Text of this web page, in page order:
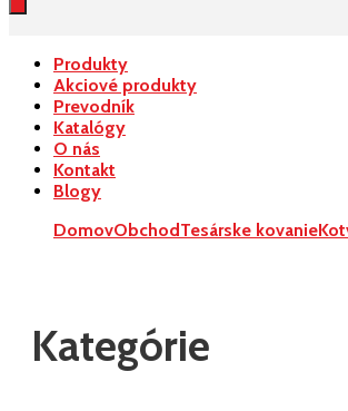
Produkty
Akciové produkty
Prevodník
Katalógy
O nás
Kontakt
Blogy
DomovObchodTesárske kovanie
Kategórie